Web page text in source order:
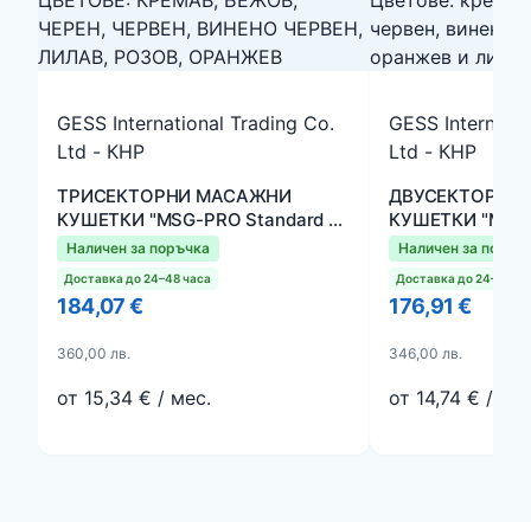
GESS International Trading Co.
Ltd - КНР
ТРИСЕКТОРНИ МАСАЖНИ
КУШЕТКИ "MSG-PRO Standard 3".
ЦВЕТОВЕ: КРЕМАВ, БЕЖОВ,
ЧЕРЕН, ЧЕРВЕН, ВИНЕНО
ЧЕРВЕН, ЛИЛАВ, РОЗОВ,
ОРАНЖЕВ
Наличен за поръчка
Доставка до 24–48 часа
184,07 €
360,00 лв.
от 15,34 € / мес.
GESS
Ltd - КНР
КУШЕТКИ
Цветове:
червен, винено
оранжев и
Наличен за
Доставка до 24–48
176,91 €
346,00 лв.
от 14,74 € /